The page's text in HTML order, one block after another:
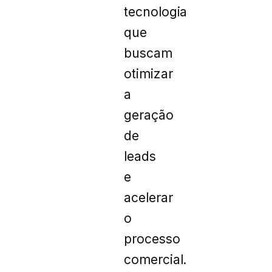
tecnologia
que
buscam
otimizar
a
geração
de
leads
e
acelerar
o
processo
comercial.